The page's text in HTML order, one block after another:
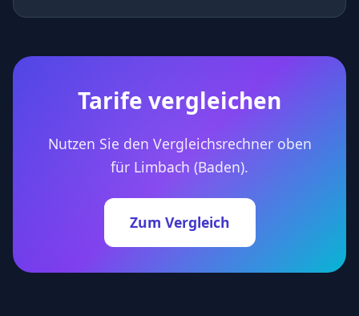
Tarife vergleichen
Nutzen Sie den Vergleichsrechner oben
für Limbach (Baden).
Zum Vergleich